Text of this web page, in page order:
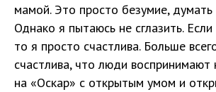
мамой. Это просто безумие,
Однако я пытаюсь не сглазить.
то я просто счастлива. Больше
счастлива, что люди воспринимают
на «Оскар» с открытым умом и